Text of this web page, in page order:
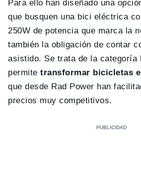
Para ello han diseñado una
que busquen una bici eléctrica
250W de potencia que marca la
también la obligación de contar
asistido. Se trata de la categoría
permitetransformar bicicletas
que desde Rad Power han
precios muy competitivos.